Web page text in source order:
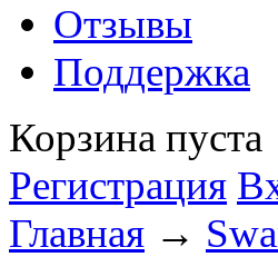
Отзывы
Поддержка
Корзина пуста
Регистрация
Главная →